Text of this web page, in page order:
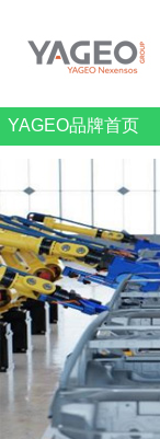
YAGEO品牌首页